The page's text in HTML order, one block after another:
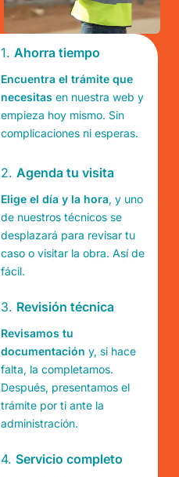
1. Ahorra tiempo
Encuentra el trámite que
necesitas en nuestra web y
empieza hoy mismo. Sin
complicaciones ni esperas.
2. Agenda tu visita
Elige el día y la hora, y uno
de nuestros técnicos se
desplazará para revisar tu
caso o visitar la obra. Así de
fácil.
3. Revisión técnica
Revisamos tu
documentación y, si hace
falta, la completamos.
Después, presentamos el
trámite por ti ante la
administración.
4. Servicio completo